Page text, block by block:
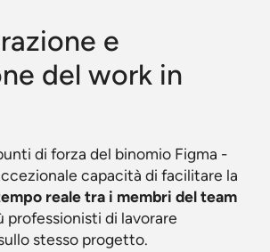
e
del work in
di forza del binomio Figma -
capacità di facilitare la
reale tra i membri del team
professionisti di lavorare
stesso progetto.